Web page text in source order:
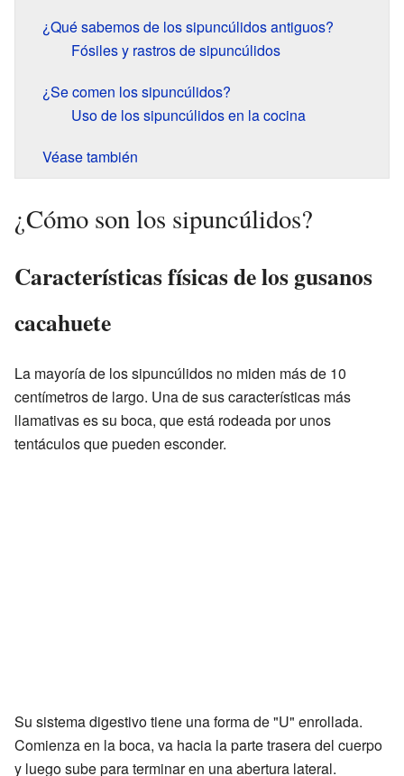
¿Qué sabemos de los sipuncúlidos antiguos?
Fósiles y rastros de sipuncúlidos
¿Se comen los sipuncúlidos?
Uso de los sipuncúlidos en la cocina
Véase también
¿Cómo son los sipuncúlidos?
Características físicas de los gusanos
cacahuete
La mayoría de los sipuncúlidos no miden más de 10
centímetros de largo. Una de sus características más
llamativas es su boca, que está rodeada por unos
tentáculos que pueden esconder.
Su sistema digestivo tiene una forma de "U" enrollada.
Comienza en la boca, va hacia la parte trasera del cuerpo
y luego sube para terminar en una abertura lateral.